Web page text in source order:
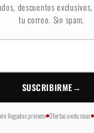
descuentos
tu correo. Sin spam.
SUSCRIBIRME→
llegados primero Ofertas exclusivas